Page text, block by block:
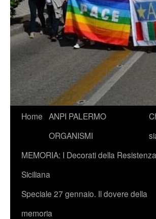
Vai
contenuto
Home ANPI PALERMO
ORGANISMI
MEMORIA: I Decorati della Resistenza
Siciliana
Speciale 27 gennaio. Il dovere della
memoria